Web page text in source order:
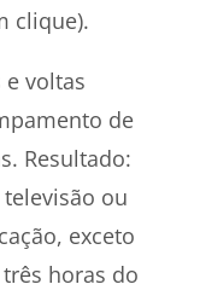
clique).
voltas
de
Resultado:
ou
exceto
horas do